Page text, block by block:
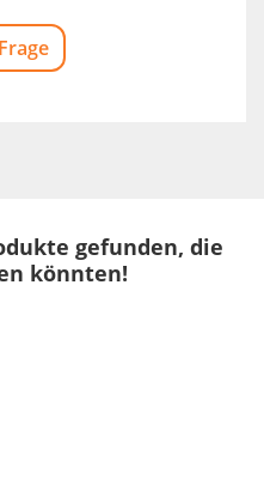
gefunden, die
könnten!